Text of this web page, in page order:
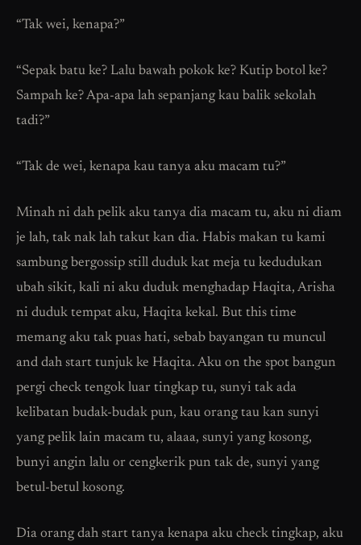
“Tak wei, kenapa?”
“Sepak batu ke? Lalu bawah pokok ke? Kutip botol ke?
Sampah ke? Apa-apa lah sepanjang kau balik sekolah
tadi?”
“Tak de wei, kenapa kau tanya aku macam tu?”
Minah ni dah pelik aku tanya dia macam tu, aku ni diam
je lah, tak nak lah takut kan dia. Habis makan tu kami
sambung bergossip still duduk kat meja tu kedudukan
ubah sikit, kali ni aku duduk menghadap Haqita, Arisha
ni duduk tempat aku, Haqita kekal. But this time
memang aku tak puas hati, sebab bayangan tu muncul
and dah start tunjuk ke Haqita. Aku on the spot bangun
pergi check tengok luar tingkap tu, sunyi tak ada
kelibatan budak-budak pun, kau orang tau kan sunyi
yang pelik lain macam tu, alaaa, sunyi yang kosong,
bunyi angin lalu or cengkerik pun tak de, sunyi yang
betul-betul kosong.
Dia orang dah start tanya kenapa aku check tingkap, aku